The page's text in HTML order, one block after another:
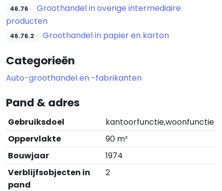
46.76
Groothandel in overige intermediaire
producten
46.76.2 Groothandel in papier en karton
Categorieën
Auto-groothandel en -fabrikanten
Pand & adres
Gebruiksdoel
kantoorfunctie,woonfunctie
Oppervlakte
90 m²
Bouwjaar
1974
Verblijfsobjecten in
pand
2